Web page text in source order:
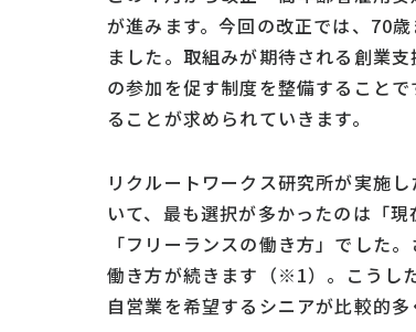
が進みます。今回の改正では、70
ました。取組みが期待される創業
の参加を促す制度を整備すること
ることが求められていきます。
リクルートワークス研究所が実施
いて、最も選択が多かったのは「
「フリーランスの働き方」でした
働き方が続きます（※1）。こうし
自営業を希望するシニアが比較的多